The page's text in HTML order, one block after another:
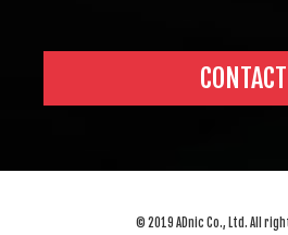
CONTACT
© 2019 ADnic Co., Ltd. All